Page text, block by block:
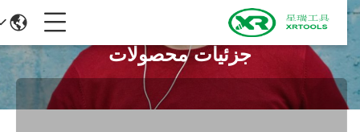
جزئیات محصولات